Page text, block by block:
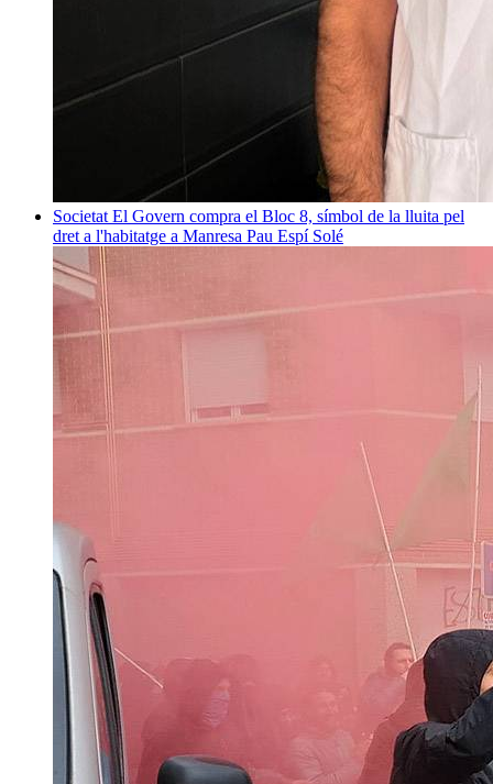
Societat El Govern compra el Bloc 8, símbol de la lluita pel
dret a l'habitatge a Manresa Pau Espí Solé